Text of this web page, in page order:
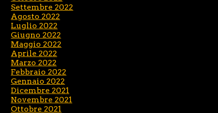
Settembre 2022
Agosto 2022
Luglio 2022
Giugno 2022
Maggio 2022
Aprile 2022
Marzo 2022
Febbraio 2022
Gennaio 2022
Dicembre 2021
Novembre 2021
Ottobre 2021